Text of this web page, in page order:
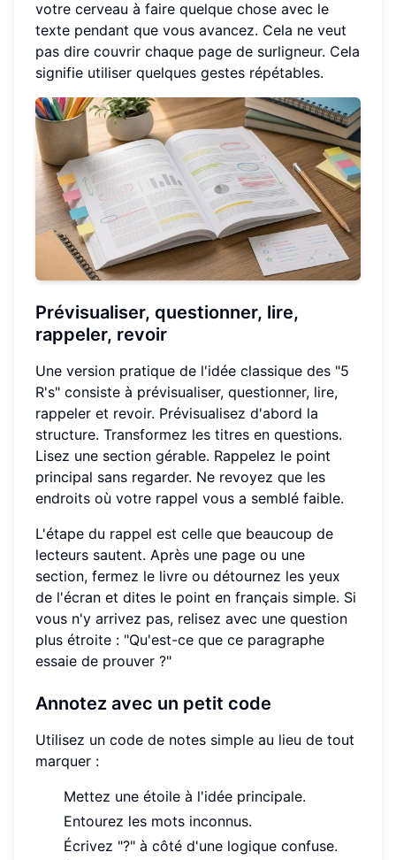
votre cerveau à faire quelque chose avec le
texte pendant que vous avancez. Cela ne veut
pas dire couvrir chaque page de surligneur. Cela
signifie utiliser quelques gestes répétables.
Prévisualiser, questionner, lire,
rappeler, revoir
Une version pratique de l'idée classique des "5
R's" consiste à prévisualiser, questionner, lire,
rappeler et revoir. Prévisualisez d'abord la
structure. Transformez les titres en questions.
Lisez une section gérable. Rappelez le point
principal sans regarder. Ne revoyez que les
endroits où votre rappel vous a semblé faible.
L'étape du rappel est celle que beaucoup de
lecteurs sautent. Après une page ou une
section, fermez le livre ou détournez les yeux
de l'écran et dites le point en français simple. Si
vous n'y arrivez pas, relisez avec une question
plus étroite : "Qu'est-ce que ce paragraphe
essaie de prouver ?"
Annotez avec un petit code
Utilisez un code de notes simple au lieu de tout
marquer :
Mettez une étoile à l'idée principale.
Entourez les mots inconnus.
Écrivez "?" à côté d'une logique confuse.